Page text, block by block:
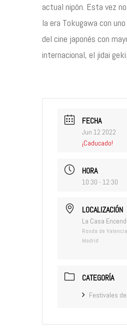
actual nipón. Esta vez
la era Tokugawa con
del cine japonés con
internacional, el jidai geki
FECHA
Jun 12 2022
¡Caducado!
HORA
10:30 - 12:30
LOCALIZACIÓN
La Casa
Ronda de
Madrid
CATEGORÍA
Festivales